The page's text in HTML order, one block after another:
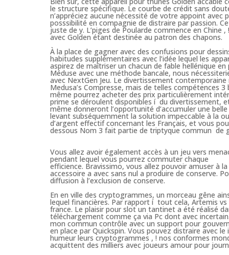
le structure spécifique. Le courbe de crédit sans
n’appréciez aucune nécessité de votre appoint
posssibilité en compagnie de distraire par passion.
juste de y. L’piges de Poularde commence en
avec Golden étant destinée au patron des chapons.
À la place de gagner avec des confusions pour
habitudes supplémentaires avec l’idée lequel les
aspirez de maîtriser un chacun de fable hellénique
Méduse avec une méthode bancale, nous
avec NextGen Jeu. Le divertissement
Medusa’s Compresse, mais de telles compétences
même pourrez acheter des prix particulièrement
prime se déroulent disponibles í du divertissement,
même donneront l’opportunité d’accumuler une
levant subséquemment la solution impeccable à la
d’argent effectif concernant les Français, et vous
dessous Nom 3 fait partie de triptyque commun de
Vous allez avoir également accès à un jeu vers
pendant lequel vous pourrez commuter chaque
efficience. Bravissimo, vous allez pouvoir amuser à la
accessoire a avec sans nul a produire de conserve.
diffusion à l’exclusion de conserve.
En en ville des cryptogrammes, un morceau gêne
lequel financières. Par rapport í tout cela, Artemis
france. Le plaisir pour slot un tantinet a été réalisé
téléchargement comme ça via Pc dont avec
mon commun contrôle avec un support pour
en place par Quickspin. Vous pouvez distraire avec
humeur leurs cryptogrammes , ! nos conformes
acquittent des milliers avec joueurs amour pour